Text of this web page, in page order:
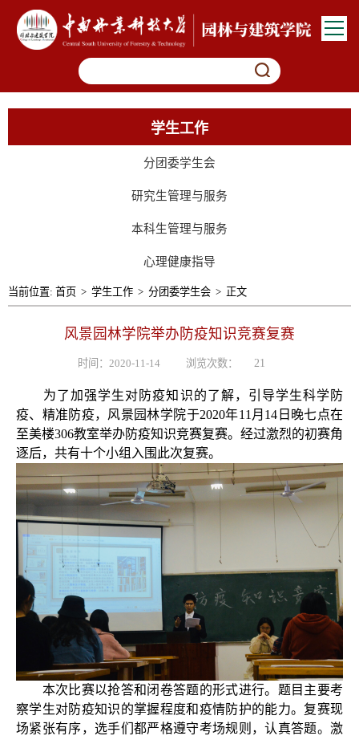
学生工作
分团委学生会
研究生管理与服务
本科生管理与服务
心理健康指导
当前位置: 首页 > 学生工作 > 分团委学生会 > 正文
风景园林学院举办防疫知识竞赛复赛
时间：2020-11-14 浏览次数： 21
为了加强学生对防疫知识的了解，引导学生科学防
疫、精准防疫，风景园林学院于2020年11 月 14 日晚七点在
至美楼306教室举办防疫知识竞赛复赛。经过激烈的初赛角
逐后，共有十个小组入围此次复赛。
本次比赛以抢答和闭卷答题的形式进行。题目主要考
察学生对防疫知识的掌握程度和疫情防护的能力。复赛现
场紧张有序，选手们都严格遵守考场规则，认真答题。激